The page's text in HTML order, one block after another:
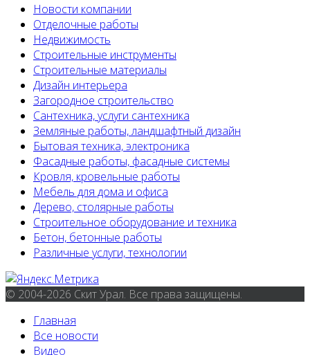
Новости компании
Отделочные работы
Недвижимость
Строительные инструменты
Строительные материалы
Дизайн интерьера
Загородное строительство
Сантехника, услуги сантехника
Земляные работы, ландшафтный дизайн
Бытовая техника, электроника
Фасадные работы, фасадные системы
Кровля, кровельные работы
Мебель для дома и офиса
Дерево, столярные работы
Строительное оборудование и техника
Бетон, бетонные работы
Различные услуги, технологии
© 2004-2026 Скит Урал. Все права защищены.
Главная
Все новости
Видео